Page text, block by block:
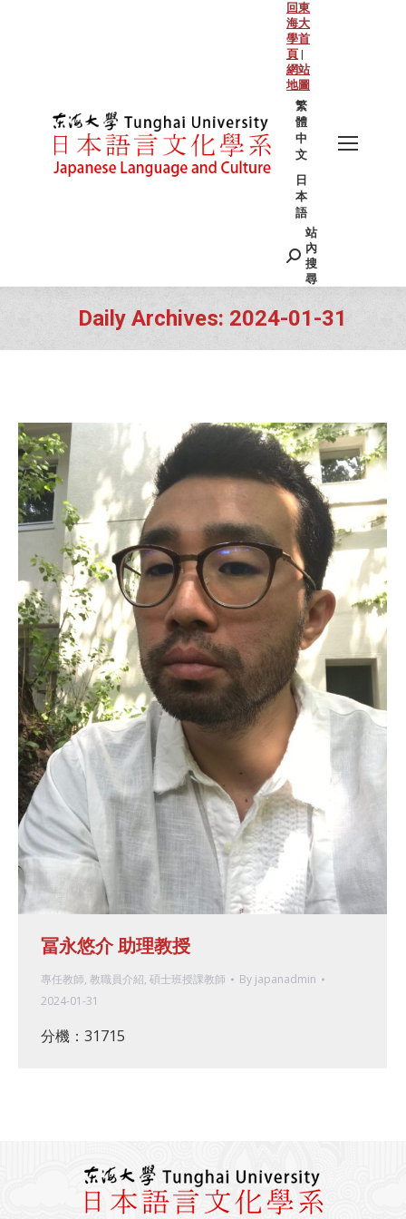
回東
海大
學首
頁 |
網站
地圖
繁
體
中
文
日
本
語
Search:
站
內
搜
尋
Daily Archives: 2024-01-31
You are here:
冨永悠介 助理教授
專任教師, 教職員介紹, 碩士班授課教師 By japanadmin
2024-01-31
分機：31715